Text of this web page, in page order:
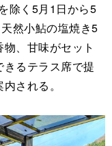
除く5月1日から5
然小鮎の塩焼き5
、甘味がセット
るテラス席で提
される。